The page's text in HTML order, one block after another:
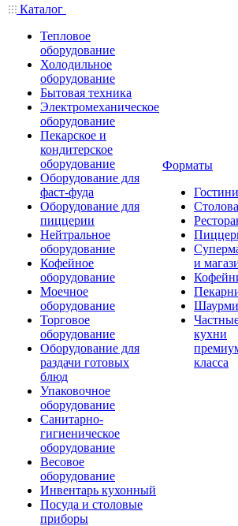
Каталог
Тепловое
оборудование
Холодильное
оборудование
Бытовая техника
Электромеханическое
оборудование
Пекарское и
кондитерское
оборудование
Оборудование для
фаст-фуда
Оборудование для
пиццерии
Нейтральное
оборудование
Кофейное
оборудование
Моечное
оборудование
Торговое
оборудование
Оборудование для
раздачи готовых
блюд
Упаковочное
оборудование
Санитарно-
гигиеническое
оборудование
Весовое
оборудование
Инвентарь кухонный
Посуда и столовые
приборы
Форматы
и
кухни
класса